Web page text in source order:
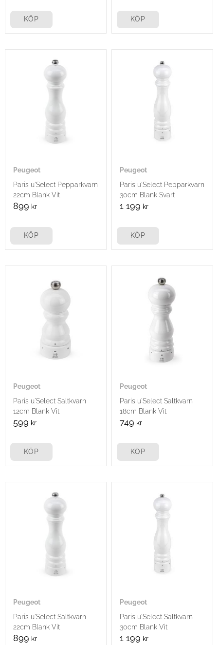
KÖP KÖP
Peugeot
Paris u'Select Pepparkvarn
22cm Blank Vit
899 kr
KÖP
Peugeot
Paris u'Select Pepparkvarn
30cm Blank Svart
1 199 kr
KÖP
Peugeot
Paris u'Select Saltkvarn
12cm Blank Vit
599 kr
KÖP
Peugeot
Paris u'Select Saltkvarn
18cm Blank Vit
749 kr
KÖP
Peugeot
Paris u'Select Saltkvarn
22cm Blank Vit
899 kr
Peugeot
Paris u'Select Saltkvarn
30cm Blank Vit
1 199 kr